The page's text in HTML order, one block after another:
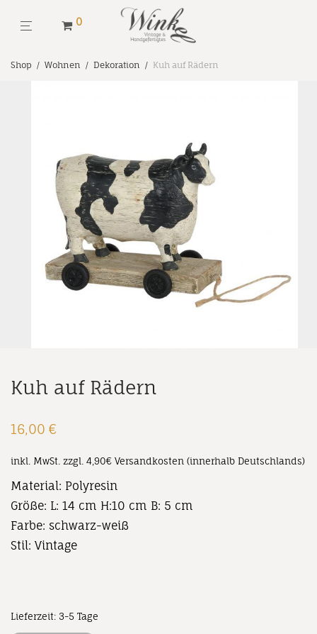
0
Shop / Wohnen / Dekoration / Kuh auf Rädern
Kuh auf Rädern
16,00 €
inkl. MwSt. zzgl. 4,90€ Versandkosten (innerhalb Deutschlands)
Material: Polyresin
Größe: L: 14 cm H:10 cm B: 5 cm
Farbe: schwarz-weiß
Stil: Vintage
Lieferzeit: 3-5 Tage